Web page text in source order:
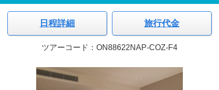
日程詳細 旅行代金
ツアーコード：ON88622NAP-COZ-F4